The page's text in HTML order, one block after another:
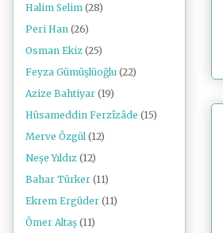
Halim Selim (28)
Peri Han (26)
Osman Ekiz (25)
Feyza Gümüşlüoğlu (22)
Azize Bahtiyar (19)
Hüsameddin Ferzîzâde (15)
Merve Özgül (12)
Neşe Yıldız (12)
Bahar Türker (11)
Ekrem Ergüder (11)
Ömer Altaş (11)